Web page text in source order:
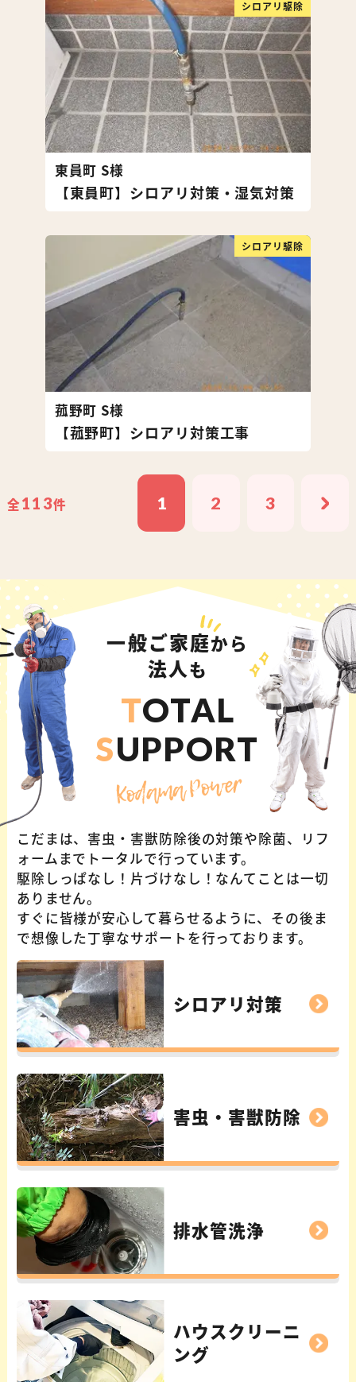
シロアリ駆除
東員町 S様
【東員町】シロアリ対策・湿気対策
シロアリ駆除
菰野町 S様
【菰野町】シロアリ対策工事
全113件 1 2 3
一般ご家庭から
法人も
TOTAL
SUPPORT
Kodama Power
こだまは、害虫・害獣防除後の対策や除菌、リフ
ォームまでトータルで行っています。
駆除しっぱなし！片づけなし！なんてことは一切
ありません。
すぐに皆様が安心して暮らせるように、その後ま
で想像した丁寧なサポートを行っております。
シロアリ対策
害虫・害獣防除
排水管洗浄
ハウスクリーニ
ング